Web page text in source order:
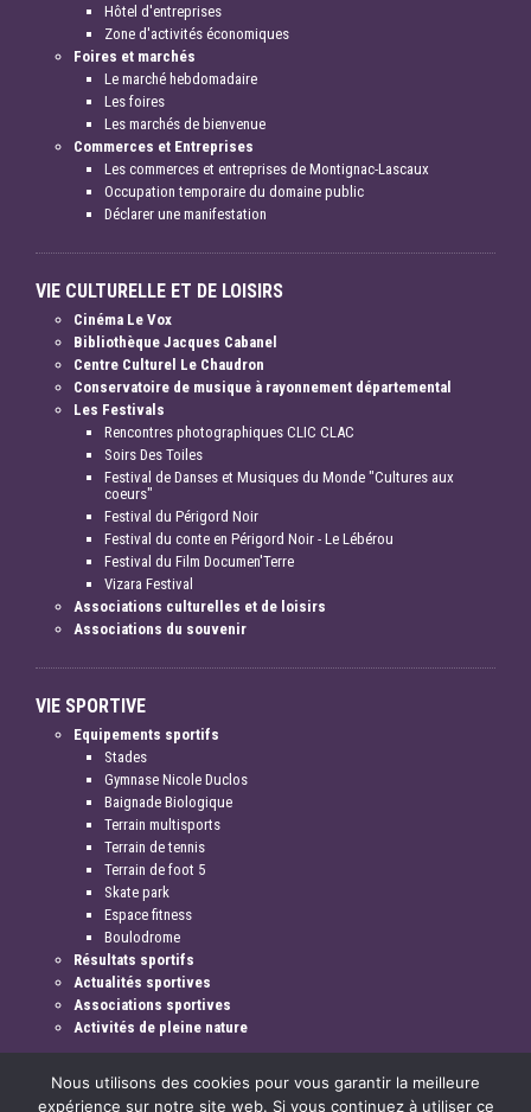
Hôtel d'entreprises
Zone d'activités économiques
Foires et marchés
Le marché hebdomadaire
Les foires
Les marchés de bienvenue
Commerces et Entreprises
Les commerces et entreprises de Montignac-Lascaux
Occupation temporaire du domaine public
Déclarer une manifestation
VIE CULTURELLE ET DE LOISIRS
Cinéma Le Vox
Bibliothèque Jacques Cabanel
Centre Culturel Le Chaudron
Conservatoire de musique à rayonnement départemental
Les Festivals
Rencontres photographiques CLIC CLAC
Soirs Des Toiles
Festival de Danses et Musiques du Monde "Cultures aux
coeurs"
Festival du Périgord Noir
Festival du conte en Périgord Noir - Le Lébérou
Festival du Film Documen'Terre
Vizara Festival
Associations culturelles et de loisirs
Associations du souvenir
VIE SPORTIVE
Equipements sportifs
Stades
Gymnase Nicole Duclos
Baignade Biologique
Terrain multisports
Terrain de tennis
Terrain de foot 5
Skate park
Espace fitness
Boulodrome
Résultats sportifs
Actualités sportives
Associations sportives
Activités de pleine nature
Nous utilisons des cookies pour vous garantir la meilleure
expérience sur notre site web. Si vous continuez à utiliser ce